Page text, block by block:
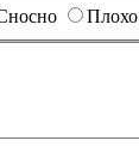
Плохо